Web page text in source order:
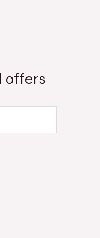
offers